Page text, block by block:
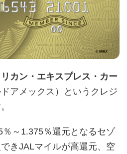
カン・エキスプレス・カー
ドアメックス）というクレジ
～1.375％還元となるセゾ
きJALマイルが高還元、空